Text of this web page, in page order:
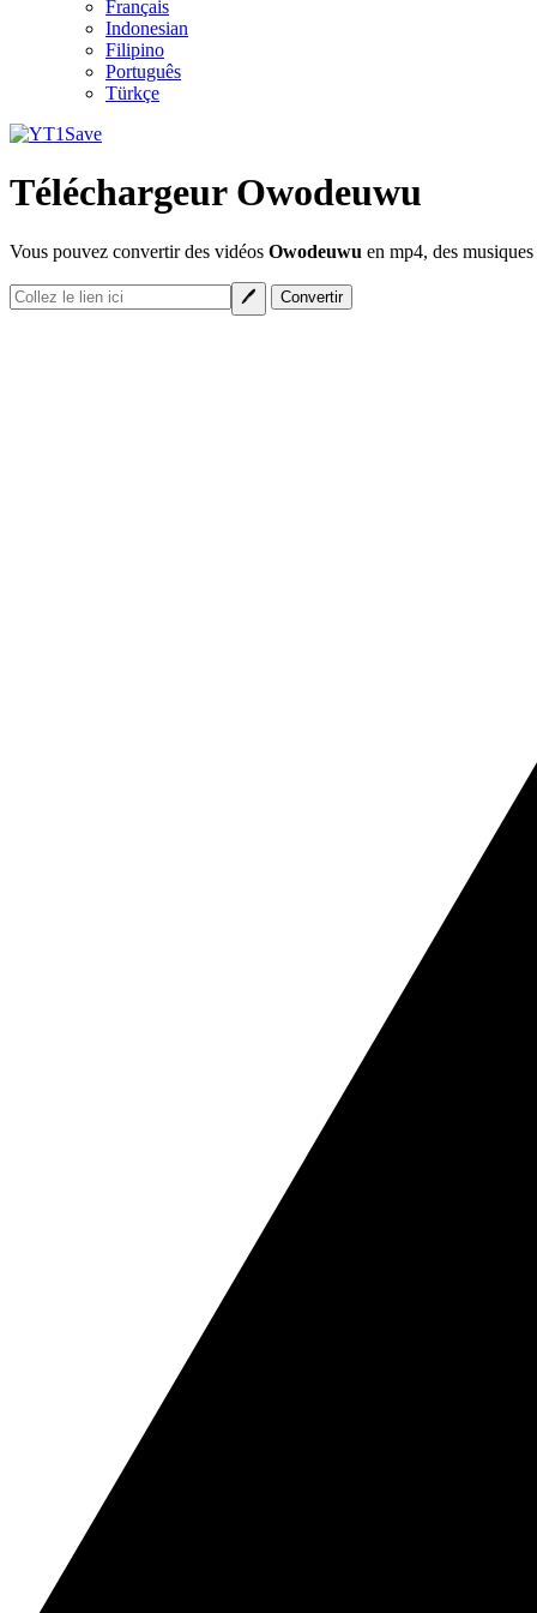
Français
Indonesian
Filipino
Português
Türkçe
Téléchargeur Owodeuwu
Vous pouvez convertir des vidéos Owodeuwu en mp4, des